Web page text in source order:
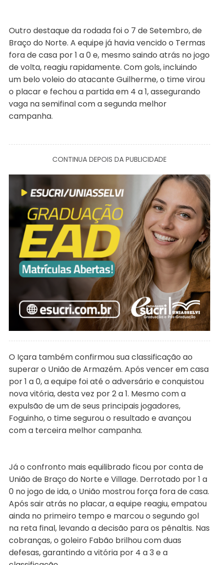
Outro destaque da rodada foi o 7 de Setembro, de
Braço do Norte. A equipe já havia vencido o Termas
fora de casa por 1 a 0 e, mesmo saindo atrás no jogo
de volta, reagiu rapidamente. Com gols, incluindo
um belo voleio do atacante Guilherme, o time virou
o placar e fechou a partida em 4 a 1, assegurando
vaga na semifinal com a segunda melhor
campanha.
CONTINUA DEPOIS DA PUBLICIDADE
O Içara também confirmou sua classificação ao
superar o União de Armazém. Após vencer em casa
por 1 a 0, a equipe foi até o adversário e conquistou
nova vitória, desta vez por 2 a 1. Mesmo com a
expulsão de um de seus principais jogadores,
Foguinho, o time segurou o resultado e avançou
com a terceira melhor campanha.
Já o confronto mais equilibrado ficou por conta de
União de Braço do Norte e Village. Derrotado por 1 a
0 no jogo de ida, o União mostrou força fora de casa.
Após sair atrás no placar, a equipe reagiu, empatou
ainda no primeiro tempo e marcou o segundo gol
na reta final, levando a decisão para os pênaltis. Nas
cobranças, o goleiro Fabão brilhou com duas
defesas, garantindo a vitória por 4 a 3 e a